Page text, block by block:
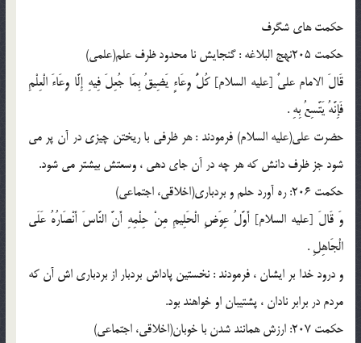
حکمت های شگرف
حكمت 205نهج البلاغه : گنجايش نا محدود ظرف علم(علمى)
قَالَ الامام علیٌ [عليه السلام] كُلُّ وِعَاءٍ يَضِيقُ بِمَا جُعِلَ فِيهِ إِلَّا وِعَاءَ الْعِلْمِ
فَإِنَّهُ يَتَّسِعُ بِهِ .
حضرت علی(علیه السلام) فرمودند : هر ظرفى با ريختن چيزى در آن پر مى
شود جز ظرف دانش كه هر چه در آن جاى دهى ، وسعتش بيشتر مى شود.
حكمت 206: ره آورد حلم و بردبارى(اخلاقى، اجتماعى)
وَ قَالَ [عليه السلام] أَوَّلُ عِوَضِ الْحَلِيمِ مِنْ حِلْمِهِ أَنَّ النَّاسَ أَنْصَارُهُ عَلَى
الْجَاهِلِ .
و درود خدا بر ایشان ، فرمودند : نخستين پاداش بردبار از بردبارى اش آن كه
مردم در برابر نادان ، پشتيبان او خواهند بود.
حكمت 207: ارزش همانند شدن با خوبان(اخلاقى، اجتماعى)